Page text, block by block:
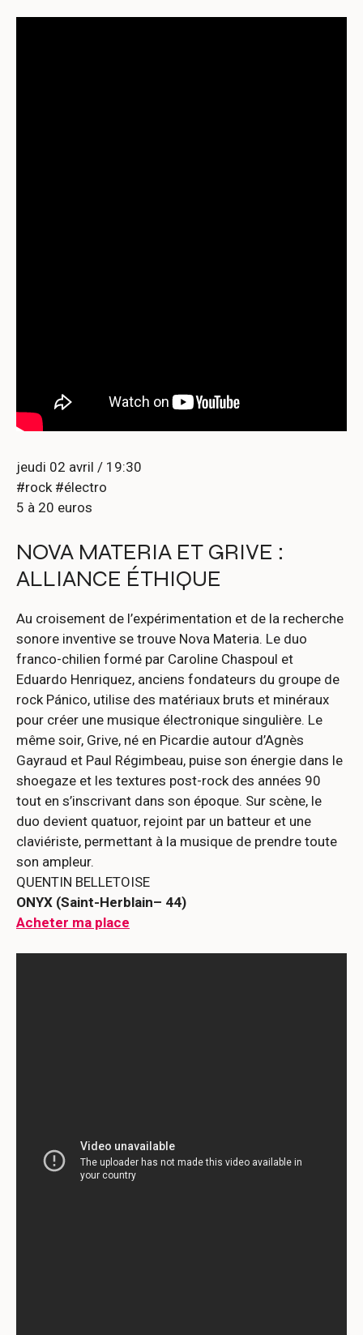
jeudi 02 avril / 19:30
#rock #électro
5 à 20 euros
NOVA MATERIA ET GRIVE :
ALLIANCE ÉTHIQUE
Au croisement de l’expérimentation et de la recherche
sonore inventive se trouve Nova Materia. Le duo
franco-chilien formé par Caroline Chaspoul et
Eduardo Henriquez, anciens fondateurs du groupe de
rock Pánico, utilise des matériaux bruts et minéraux
pour créer une musique électronique singulière. Le
même soir, Grive, né en Picardie autour d’Agnès
Gayraud et Paul Régimbeau, puise son énergie dans le
shoegaze et les textures post-rock des années 90
tout en s’inscrivant dans son époque. Sur scène, le
duo devient quatuor, rejoint par un batteur et une
claviériste, permettant à la musique de prendre toute
son ampleur.
QUENTIN BELLETOISE
ONYX (Saint-Herblain– 44)
Acheter ma place